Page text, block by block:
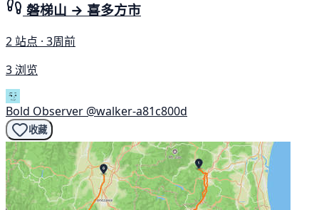
磐梯山 → 喜多方市
2 站点 · 3周前
3 浏览
Bold Observer @walker-a81c800d
收藏